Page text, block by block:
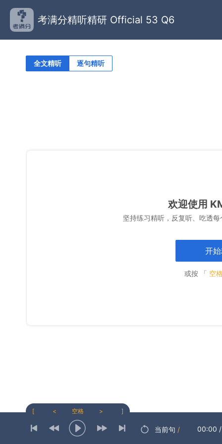
考满分精听精研 Official 53 Q6
全文精听 逐句精听
欢迎使用
坚持练习精听，反复听、吃透
开
或按 「 空
[ < 空格 > ]
当前句 / 00:00 /